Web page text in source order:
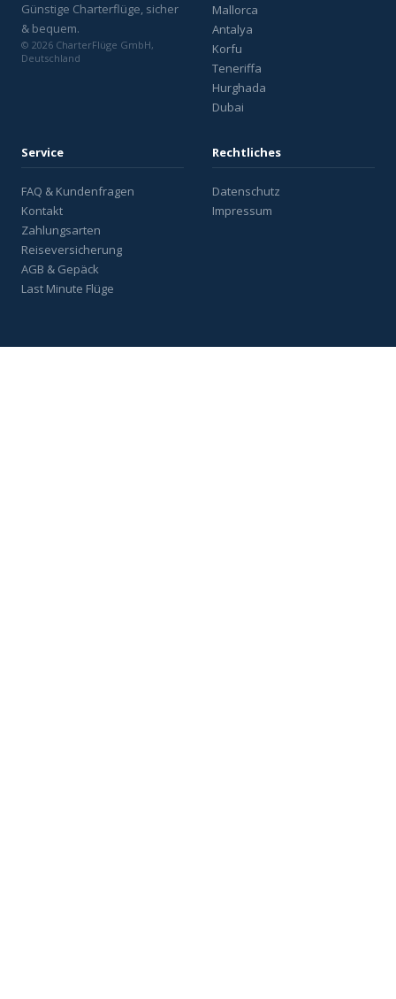
Günstige Charterflüge, sicher
& bequem.
© 2026 CharterFlüge GmbH,
Deutschland
Mallorca
Antalya
Korfu
Teneriffa
Hurghada
Dubai
Service
FAQ & Kundenfragen
Kontakt
Zahlungsarten
Reiseversicherung
AGB & Gepäck
Last Minute Flüge
Rechtliches
Datenschutz
Impressum